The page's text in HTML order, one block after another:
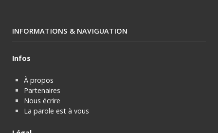
INFORMATIONS & NAVIGUATION
Infos
À propos
Partenaires
Nous écrire
La parole est à vous